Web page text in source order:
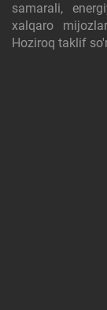
samarali,
xalqaro
Hoziroq taklif